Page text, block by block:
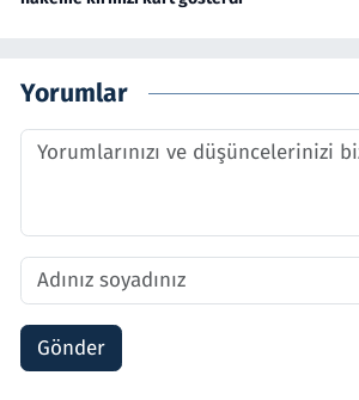
Yorumlar
Gönder